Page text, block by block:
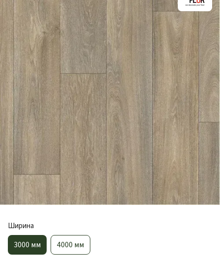
Ширина
3000 мм 4000 мм